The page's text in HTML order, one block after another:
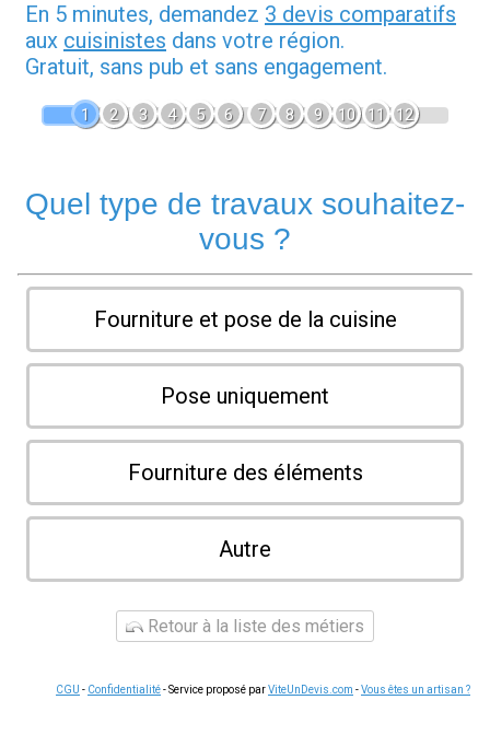
En 5 minutes, demandez 3 devis comparatifs
aux cuisinistes dans votre région.
Gratuit, sans pub et sans engagement.
1 2 3 4 5 6 7 8 9 10 11 12
Quel type de travaux souhaitez-
vous ?
Fourniture et pose de la cuisine
Pose uniquement
Fourniture des éléments
Autre
Retour à la liste des métiers
CGU - Confidentialité- Service proposé parViteUnDevis.com -Vous êtes un artisan ?